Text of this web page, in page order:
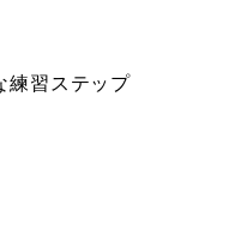
練習ステップ